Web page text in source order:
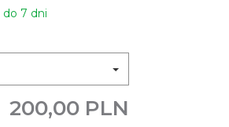
do 7 dni
200,00 PLN